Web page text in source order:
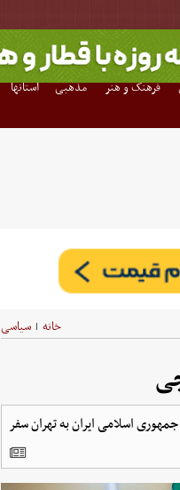
فرهنگ و هنر مذهبی استانها
خانه | سیاسی
اسلامی ایران به تهران سفر